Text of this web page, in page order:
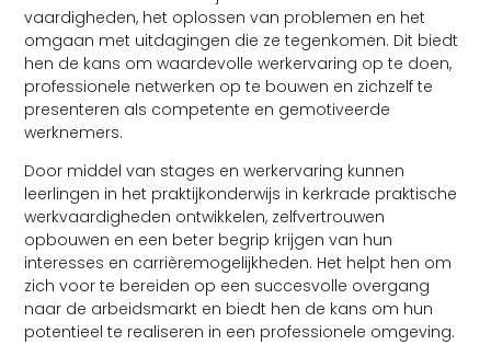
vaardigheden, het oplossen van problemen en het
omgaan met uitdagingen die ze tegenkomen. Dit biedt
hen de kans om waardevolle werkervaring op te doen,
professionele netwerken op te bouwen en zichzelf te
presenteren als competente en gemotiveerde
werknemers.
Door middel van stages en werkervaring kunnen
leerlingen in het praktijkonderwijs in kerkrade praktische
werkvaardigheden ontwikkelen, zelfvertrouwen
opbouwen en een beter begrip krijgen van hun
interesses en carrièremogelijkheden. Het helpt hen om
zich voor te bereiden op een succesvolle overgang
naar de arbeidsmarkt en biedt hen de kans om hun
potentieel te realiseren in een professionele omgeving.